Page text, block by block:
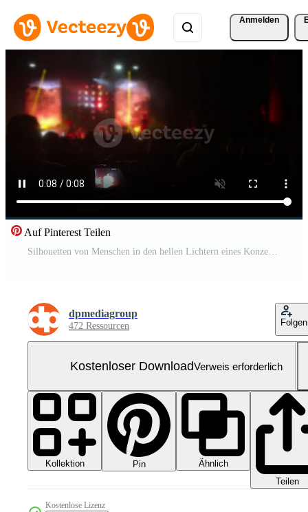
Anmelden
Auf Pinterest Teilen
Silhouetten von Menschen in den hellen Lichtern eines Konzerts 4k Kostenloses Video
dpmediagroup
472 Ressourcen Folgen
Kostenloser DownloadVerweis erforderlich
Kollektion Pin
Ähnlich
Teilen
Kostenlose Lizenz